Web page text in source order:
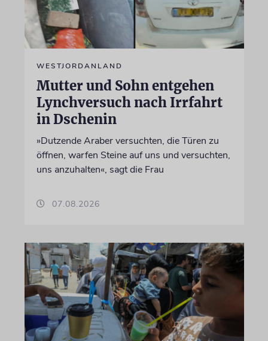
WESTJORDANLAND
Mutter und Sohn entgehen
Lynchversuch nach Irrfahrt
in Dschenin
»Dutzende Araber versuchten, die Türen zu
öffnen, warfen Steine auf uns und versuchten,
uns anzuhalten«, sagt die Frau
07.08.2026